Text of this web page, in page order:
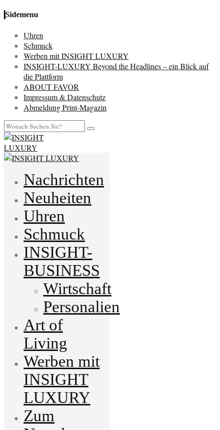
Sidemenu
Uhren
Schmuck
Werben mit INSIGHT LUXURY
INSIGHT-LUXURY Beyond the Headlines – ein Blick auf
die Plattform
ABOUT FAVOR
Impressum & Datenschutz
Abmeldung Print-Magazin
Nachrichten
Neuheiten
Uhren
Schmuck
INSIGHT-
BUSINESS
Wirtschaft
Personalien
Art of
Living
Werben mit
INSIGHT
LUXURY
Zum